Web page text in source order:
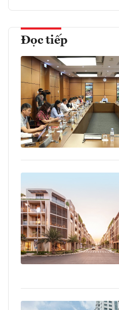
Đọc tiếp